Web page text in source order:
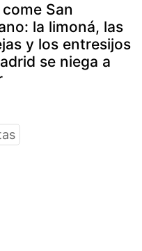
San
la limoná, las
y los entresijos
se niega a